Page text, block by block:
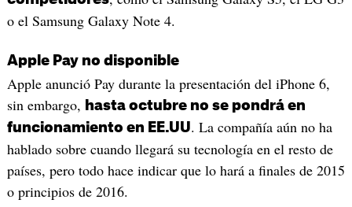
o el Samsung Galaxy Note 4.
Apple Pay no disponible
Apple anunció Pay durante la presentación del iPhone 6,
sin embargo, hasta octubre no se pondrá en
funcionamiento en EE.UU. La compañía aún no ha
hablado sobre cuando llegará su tecnología en el resto de
países, pero todo hace indicar que lo hará a finales de 2015
o principios de 2016.